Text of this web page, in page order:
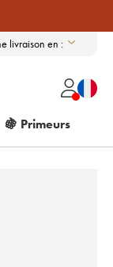
livraison en :
🍇 Primeurs